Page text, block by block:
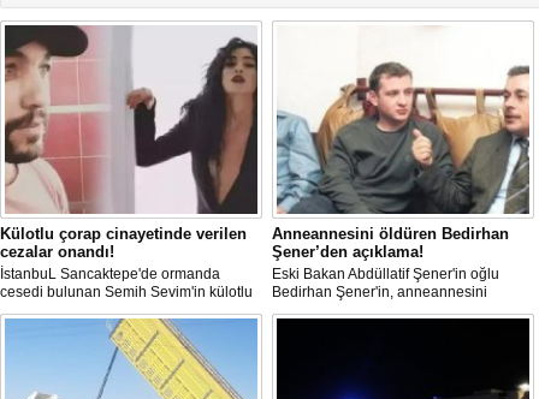
Külotlu çorap cinayetinde verilen
cezalar onandı!
İstanbuL Sancaktepe'de ormanda
cesedi bulunan Semih Sevim'in külotlu
çorapla boğularak öldürüldüğü
iddiasına ilişkin sanık Seçil Çiftçi'ye
verilen 'ağırlaştırılmış müebbet' ve
babası hakkındaki 'müebbet' kararı,
istinaf mahkemesi onadı.
Anneannesini öldüren Bedirhan
Şener’den açıklama!
Eski Bakan Abdüllatif Şener'in oğlu
Bedirhan Şener'in, anneannesini
öldürmesine ilişkin davada karar
çekerken, Şener'e verilen ceza belli